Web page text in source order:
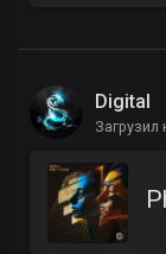
Digital